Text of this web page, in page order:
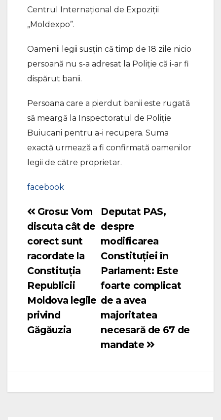
Centrul Internațional de Expoziții
„Moldexpo”.
Oamenii legii susțin că timp de 18 zile nicio
persoană nu s-a adresat la Poliție că i-ar fi
dispărut banii.
Persoana care a pierdut banii este rugată
să meargă la Inspectoratul de Poliție
Buiucani pentru a-i recupera. Suma
exactă urmează a fi confirmată oamenilor
legii de către proprietar.
facebook
Navigare
în
articole
Deputat PAS,
despre
modificarea
Constituției în
Parlament: Este
foarte complicat
de a avea
majoritatea
necesară de 67 de
mandate
Grosu: Vom
discuta cât de
corect sunt
racordate la
Constituția
Republicii
Moldova legile
privind
Găgăuzia